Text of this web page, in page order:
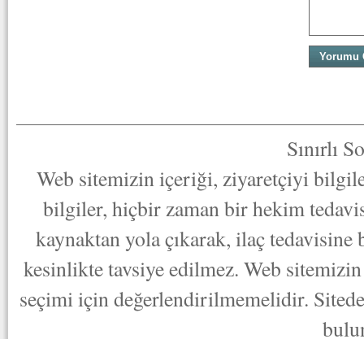
Sınırlı
Web sitemizin içeriği, ziyaretçiyi
bilgiler, hiçbir zaman bir hekim
kaynaktan yola çıkarak, ilaç
kesinlikte tavsiye edilmez. Web
seçimi için değerlendirilmemelidir.